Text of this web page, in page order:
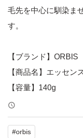
毛先を中心に馴染ま
す。
【ブランド】ORBIS
【商品名】エッセン
【容量】140g
【商品の状態】未使用
【その他】つめかえ
#orbis